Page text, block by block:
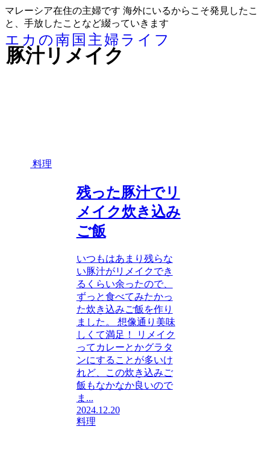
マレーシア在住の主婦です 海外にいるからこそ発見したこ
と、手放したことなど綴っていきます
エカの南国主婦ライフ
豚汁リメイク
料理
残った豚汁でリ
メイク炊き込み
ご飯
いつもはあまり残らな
い豚汁がリメイクでき
るくらい余ったので、
ずっと食べてみたかっ
た炊き込みご飯を作り
ました。 想像通り美味
しくて満足！ リメイク
ってカレーとかグラタ
ンにすることが多いけ
れど、この炊き込みご
飯もなかなか良いので
ま...
2024.12.20
料理